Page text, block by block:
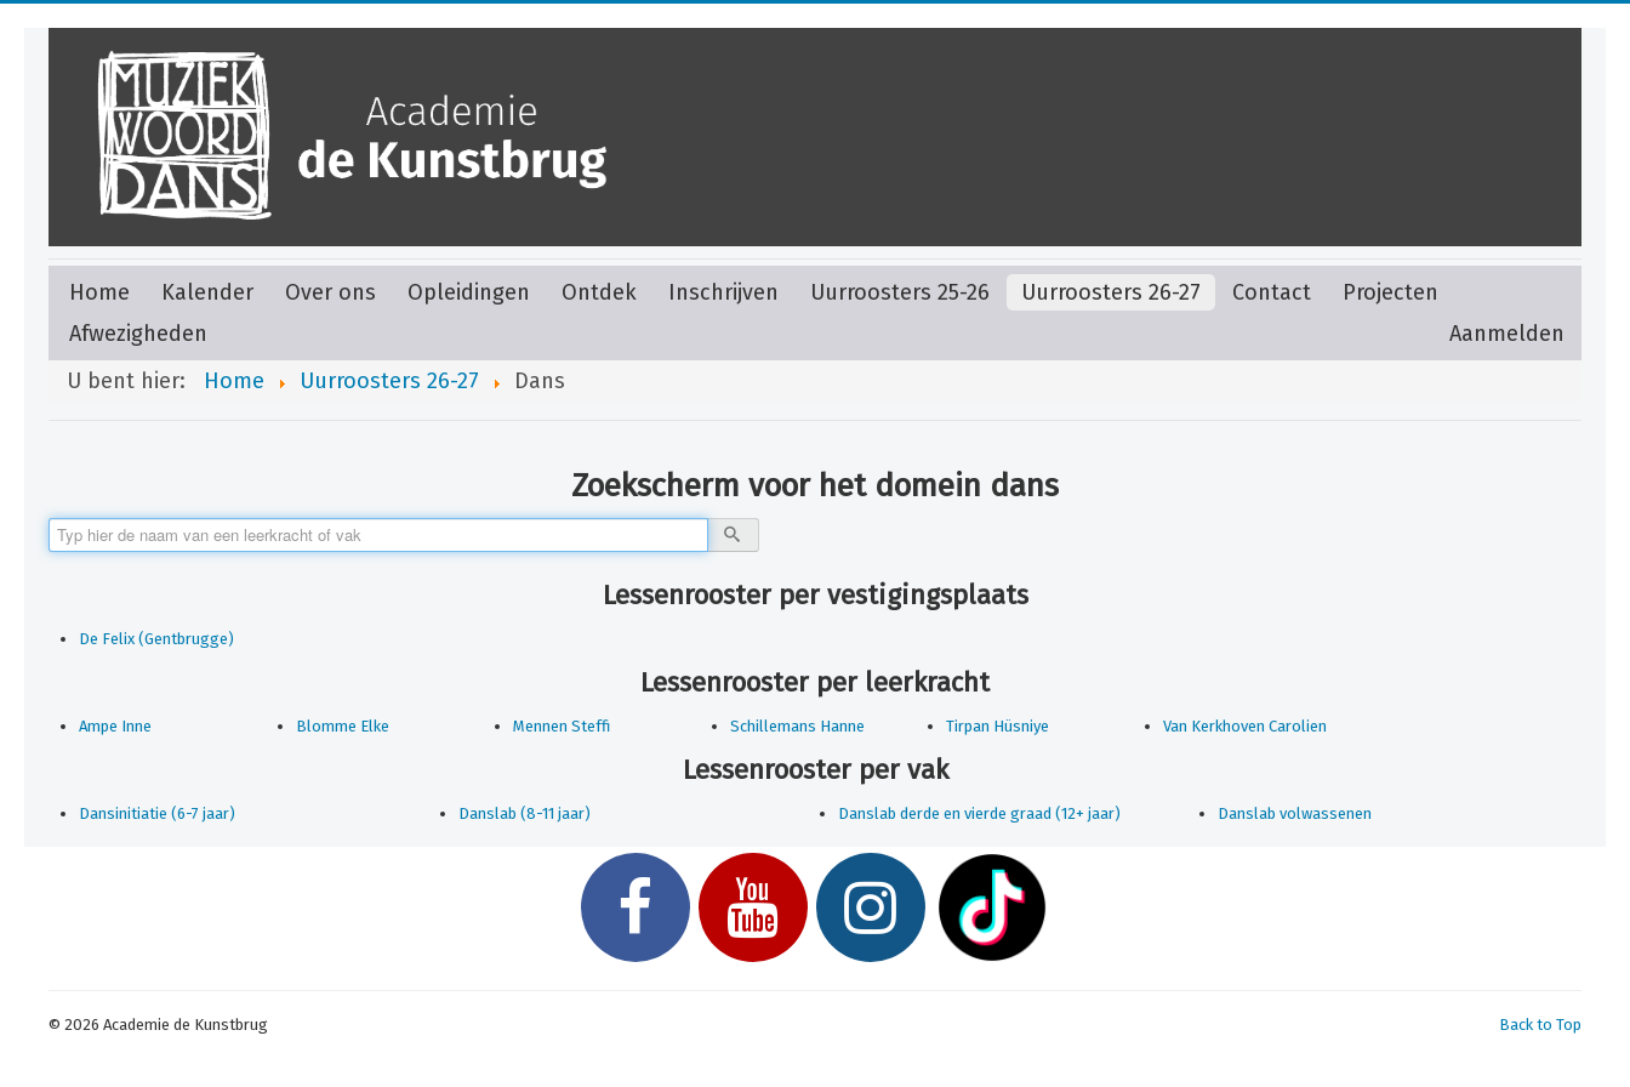
Home Kalender Over ons Opleidingen Ontdek Inschrijven Uurroosters 25-26 Uurroosters 26-27 Contact
Projecten
Aanmelden
Afwezigheden
U bent hier:
Home Uurroosters 26-27 Dans
Zoekscherm voor het domein dans
Lessenrooster per vestigingsplaats
De Felix (Gentbrugge)
Lessenrooster per leerkracht
Ampe Inne Blomme Elke Mennen Steffi Schillemans Hanne Tirpan Hüsniye Van Kerkhoven Carolien
Lessenrooster per vak
Dansinitiatie (6-7 jaar) Danslab (8-11 jaar) Danslab derde en vierde graad (12+ jaar) Danslab volwassenen
Back to Top
© 2026 Academie de Kunstbrug